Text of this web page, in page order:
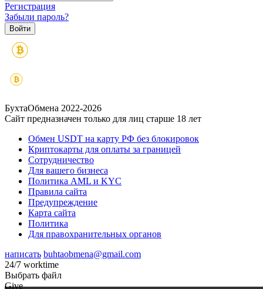
Регистрация
Забыли пароль?
БухтаОбмена 2022-2026
Сайт предназначен только для лиц старше 18 лет
Обмен USDT на карту РФ без блокировок
Криптокарты для оплаты за границей
Сотрудничество
Для вашего бизнеса
Политика AML и KYC
Правила сайта
Предупреждение
Карта сайта
Политика
Для правохранительных органов
написать buhtaobmena@gmail.com
24/7 worktime
Выбрать файл
Give